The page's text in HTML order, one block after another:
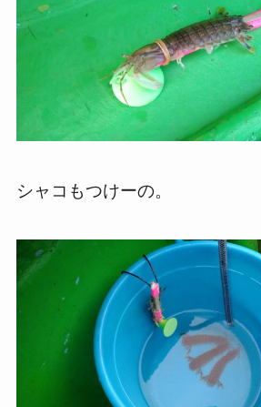
シャコもつけーの。